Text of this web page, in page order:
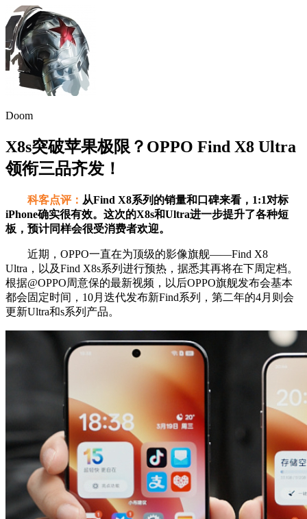
Doom
X8s突破苹果极限？OPPO Find X8 Ultra
领衔三品齐发！
科客点评： 从Find X8系列的销量和口碑来看，1:1对标
iPhone确实很有效。这次的X8s和Ultra进一步提升了各种短
板，预计同样会很受消费者欢迎。
近期，OPPO一直在为顶级的影像旗舰——Find X8
Ultra，以及Find X8s系列进行预热，据悉其再将在下周定档。
根据@OPPO周意保的最新视频，以后OPPO旗舰发布会基本
都会固定时间，10月迭代发布新Find系列，第二年的4月则会
更新Ultra和s系列产品。